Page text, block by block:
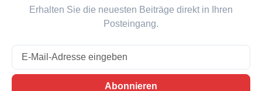
Erhalten Sie die neuesten Beiträge direkt in Ihren
Posteingang.
Abonnieren